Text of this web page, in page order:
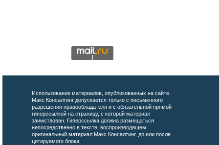
Использование материалов, опубликованных на сайте
Макс Консалтинг допускается только с письменного
разрешения правообладателя и с обязательной прямой
гиперссылкой на страницу, с которой материал
заимствован. Гиперссылка должна размещаться
непосредственно в тексте, воспроизводящем
оригинальный материал Макс Консалтинг, до или после
цитируемого блока.